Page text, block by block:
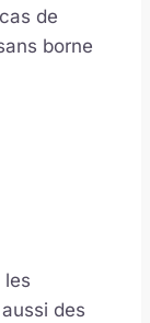
de
borne
les
des